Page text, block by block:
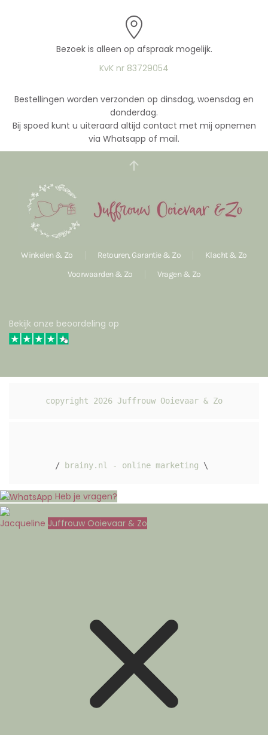
Bezoek is alleen op afspraak mogelijk.
KvK nr 83729054
Bestellingen worden verzonden op dinsdag, woensdag en
donderdag.
Bij spoed kunt u uiteraard altijd contact met mij opnemen
via Whatsapp of mail.
Winkelen & Zo Retouren, Garantie & Zo
Klacht & Zo
Voorwaarden & Zo
Vragen & Zo
Bekijk onze beoordeling op
copyright 2026 Juffrouw Ooievaar & Zo
/ brainy.nl - online marketing \
Heb je vragen?
Jacqueline Juffrouw Ooievaar & Zo